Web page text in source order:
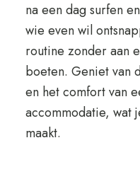
na een dag surfen
wie even wil
routine zonder aan
boeten. Geniet van
en het comfort van
accommodatie, wat
maakt.